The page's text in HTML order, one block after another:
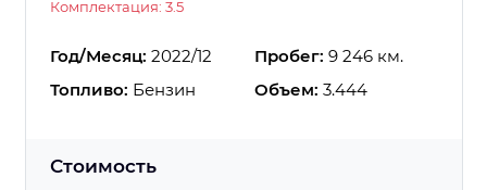
Комплектация: 3.5
Год/Месяц: 2022/12 Пробег: 9 246 км.
Топливо: Бензин Объем: 3.444
Стоимость